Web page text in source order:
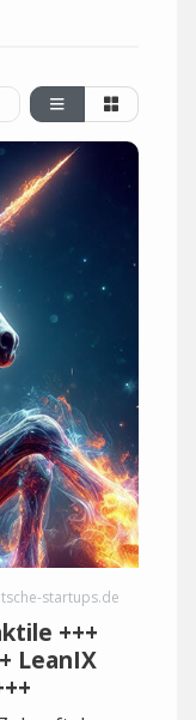
startups.de
+++
LeanIX